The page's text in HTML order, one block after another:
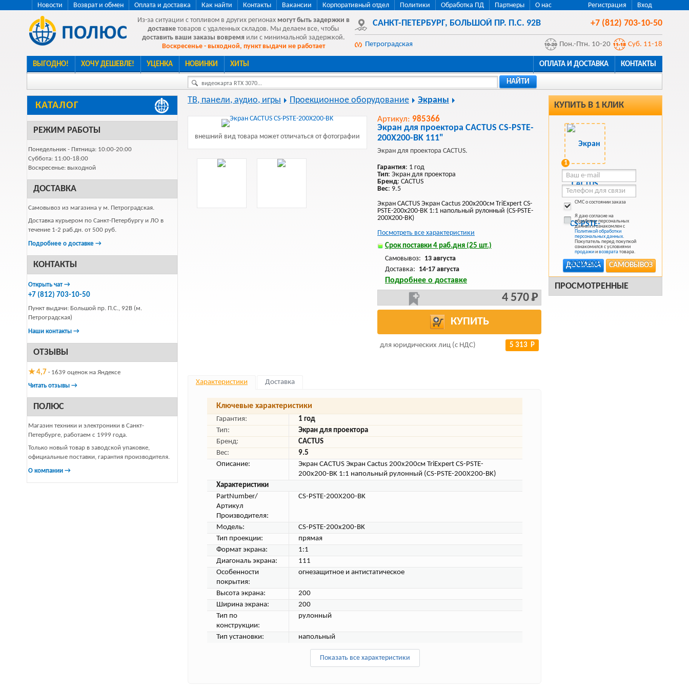
Регистрация Вход
Новости Возврат и обмен Оплата и доставка Как найти Контакты Вакансии Корпоративный отдел Политики Обработка ПД Партнеры
О нас
Из-за ситуации с топливом в других регионах могут быть задержки в
доставке товаров с удаленных складов. Мы делаем все, чтобы
доставить ваши заказы вовремя или с минимальной задержкой.
Воскресенье - выходной, пункт выдачи не работает
САНКТ-ПЕТЕРБУРГ, БОЛЬШОЙ ПР. П.С. 92В +7 (812) 703-10-50
Петроградская Пон.-Птн. 10-20 Суб. 11-18
ВЫГОДНО! ХОЧУ ДЕШЕВЛЕ! УЦЕНКА НОВИНКИ ХИТЫ ОПЛАТА И ДОСТАВКА КОНТАКТЫ
видеокарта RTX 3070... НАЙТИ
КАТАЛОГ
РЕЖИМ РАБОТЫ
Понедельник - Пятница: 10:00-20:00
Суббота: 11:00-18:00
Воскресенье: выходной
ДОСТАВКА
Самовывоз из магазина у м. Петроградская.
Доставка курьером по Санкт-Петербургу и ЛО в
течение 1-2 раб.дн. от 500 руб.
Подробнее о доставке →
КОНТАКТЫ
Открыть чат →
+7 (812) 703-10-50
Пункт выдачи: Большой пр. П.С., 92В (м.
Петроградская)
Наши контакты →
ОТЗЫВЫ
★ 4,7 · 1639 оценок на Яндексе
Читать отзывы →
ПОЛЮС
Магазин техники и электроники в Санкт-
Петербурге, работаем с 1999 года.
Только новый товар в заводской упаковке,
официальные поставки, гарантия производителя.
О компании →
КУПИТЬ В 1 КЛИК
1
СМС о состоянии заказа
Я даю согласие на
обработку персональных
данных и ознакомлен с
Политикой обработки
персональных данных.
Покупатель перед покупкой
ознакомился с условиями
продажиивозврататовара.
САМОВЫВОЗ
ДОСТАВКА
ПРОСМОТРЕННЫЕ
ТВ, панели, аудио, игры Проекционное оборудование Экраны
внешний вид товара может отличаться от фотографии
Артикул: 985366
Экран для проектора CACTUS CS-PSTE-
200X200-BK 111"
Экран для проектора CACTUS.
Гарантия: 1 год
Тип: Экран для проектора
Бренд: CACTUS
Вес: 9.5
Экран CACTUS Экран Cactus 200x200см TriExpert CS-
PSTE-200х200-BK 1:1 напольный рулонный (CS-PSTE-
200Х200-BK)
Посмотреть все характеристики
Срок поставки 4 раб.дня (25 шт.)
Самовывоз: 13 августа
Доставка: 14-17 августа
Подробнее о доставке
4 570 Р
КУПИТЬ
для юридических лиц (с НДС) 5 313 Р
Характеристики Доставка
Ключевые характеристики
Гарантия:
1 год
Тип:
Экран для проектора
Бренд:
CACTUS
Вес:
9.5
Описание:
Экран CACTUS Экран Cactus 200x200см TriExpert CS-PSTE-
200х200-BK 1:1 напольный рулонный (CS-PSTE-200Х200-BK)
Характеристики
PartNumber/
Артикул
Производителя:
CS-PSTE-200X200-BK
Модель:
CS-PSTE-200x200-BK
Тип проекции:
прямая
Формат экрана:
1:1
Диагональ экрана:
111
Особенности
покрытия:
огнезащитное и антистатическое
Высота экрана:
200
Ширина экрана:
200
Тип по
конструкции:
рулонный
Тип установки: напольный
Показать все характеристики